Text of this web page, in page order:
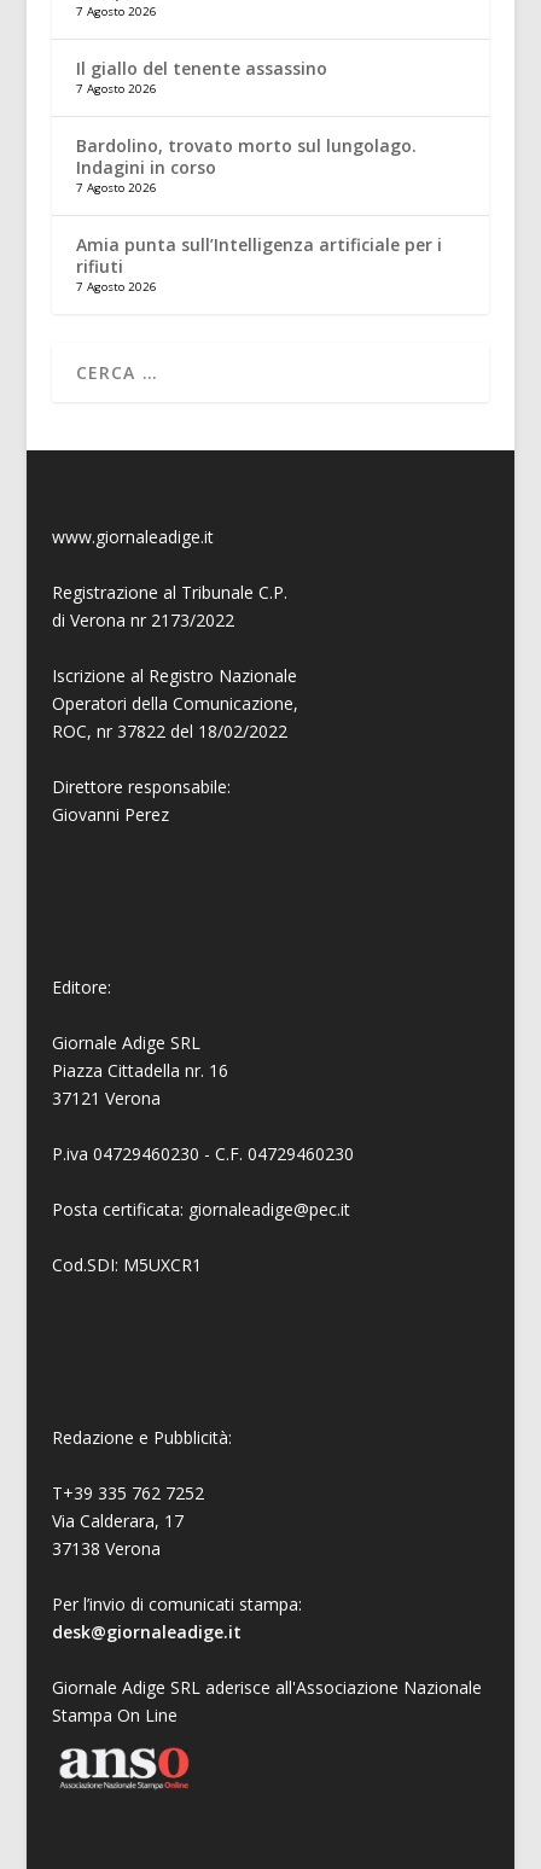
7 Agosto 2026
Il giallo del tenente assassino
7 Agosto 2026
Bardolino, trovato morto sul lungolago.
Indagini in corso
7 Agosto 2026
Amia punta sull’Intelligenza artificiale per i
rifiuti
7 Agosto 2026
www.giornaleadige.it
Registrazione al Tribunale C.P.
di Verona nr 2173/2022
Iscrizione al Registro Nazionale
Operatori della Comunicazione,
ROC, nr 37822 del 18/02/2022
Direttore responsabile:
Giovanni Perez
Editore:
Giornale Adige SRL
Piazza Cittadella nr. 16
37121 Verona
P.iva 04729460230 - C.F. 04729460230
Posta certificata: giornaleadige@pec.it
Cod.SDI: M5UXCR1
Redazione e Pubblicità:
T+39 335 762 7252
Via Calderara, 17
37138 Verona
Per l’invio di comunicati stampa:
desk@giornaleadige.it
Giornale Adige SRL aderisce all'Associazione Nazionale
Stampa On Line